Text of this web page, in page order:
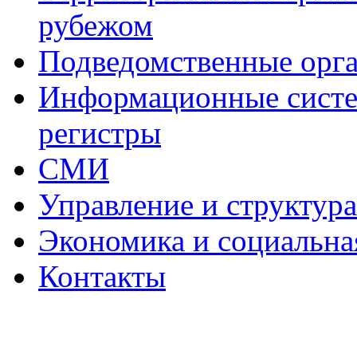
рубежом
Подведомственные
Информационные
регистры
СМИ
Управление и
Экономика и
Контакты